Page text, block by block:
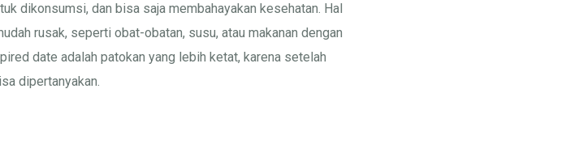
dikonsumsi, dan bisa saja membahayakan kesehatan. Hal
rusak, seperti obat-obatan, susu, atau makanan dengan
date adalah patokan yang lebih ketat, karena setelah
dipertanyakan.